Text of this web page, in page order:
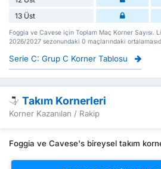
13 Üst
Foggia ve Cavese için Toplam Maç Korner Sayısı.
2026/2027 sezonundaki 0 maçlarındaki
Serie C: Grup C Korner Tablosu
Takım Kornerleri
Korner Kazanılan / Rakip
Foggia ve Cavese's bireysel takım